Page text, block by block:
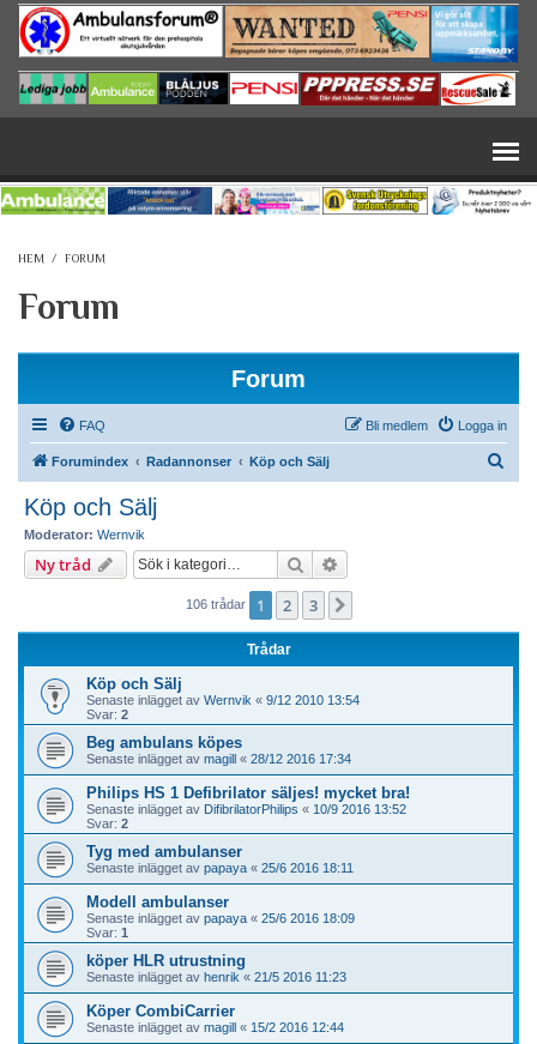
Hoppa till huvudinnehåll
HEM / FORUM
Forum